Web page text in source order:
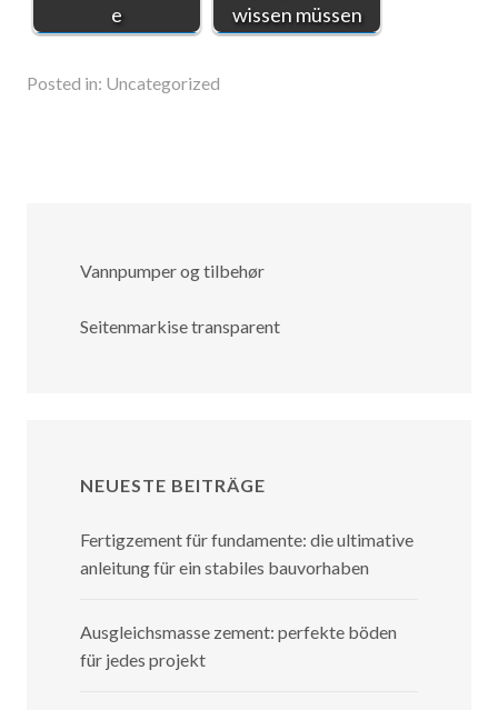
e
wissen müssen
Posted in: Uncategorized
Vannpumper og tilbehør
Seitenmarkise transparent
NEUESTE BEITRÄGE
Fertigzement für fundamente: die ultimative
anleitung für ein stabiles bauvorhaben
Ausgleichsmasse zement: perfekte böden
für jedes projekt